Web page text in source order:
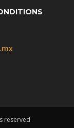
reserved